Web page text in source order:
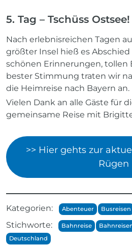
5. Tag – Tschüss Ostsee!
Nach erlebnisreichen Tagen
größter Insel hieß es
schönen Erinnerungen, tollen
bester Stimmung traten wir
die Heimreise nach Bayern an.
Vielen Dank an alle Gäste für
gemeinsame Reise mit
>> Hier gehts zur
Rügen
Kategorien: Abenteuer Busreisen
Stichworte: Bahnreise
Deutschland